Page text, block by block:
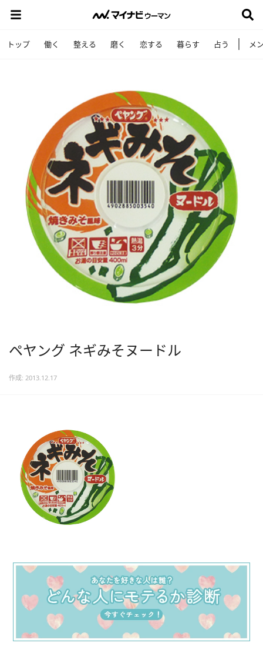
トップ 働く 整える 磨く 恋する 暮らす 占う メ
ペヤング ネギみそヌードル
作成: 2013.12.17